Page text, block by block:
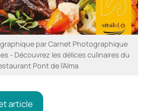
par Carnet Photographique
- Découvrez les délices culinaires du
Pont de l’Alma
article